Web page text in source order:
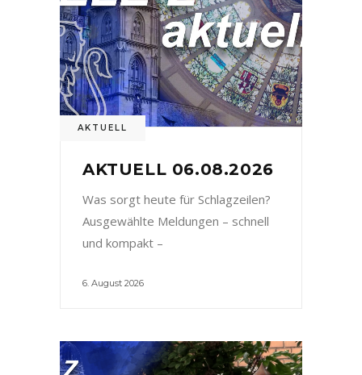
AKTUELL
AKTUELL 06.08.2026
Was sorgt heute für Schlagzeilen?
Ausgewählte Meldungen – schnell
und kompakt –
6. August 2026